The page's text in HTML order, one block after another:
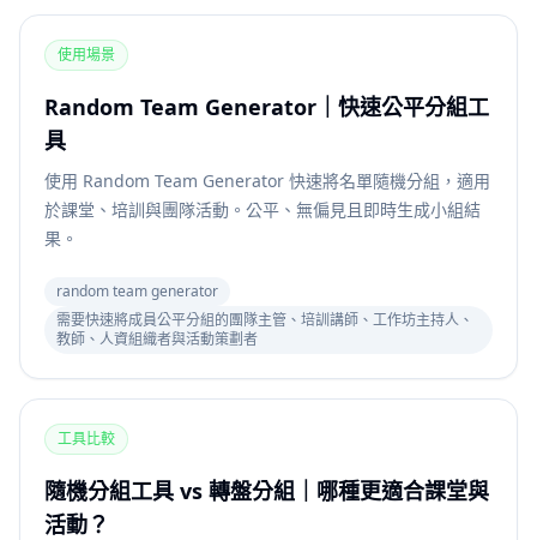
使用場景
Random Team Generator｜快速公平分組工
具
使用 Random Team Generator 快速將名單隨機分組，適用
於課堂、培訓與團隊活動。公平、無偏見且即時生成小組結
果。
random team generator
需要快速將成員公平分組的團隊主管、培訓講師、工作坊主持人、
教師、人資組織者與活動策劃者
工具比較
隨機分組工具 vs 轉盤分組｜哪種更適合課堂與
活動？